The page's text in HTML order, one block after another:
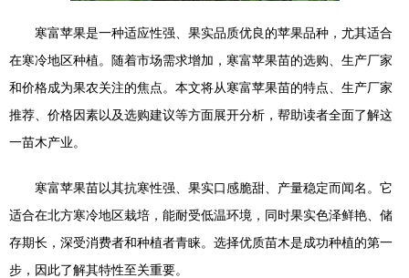
寒富苹果是一种适应性强、果实品质优良的苹果品种，尤其适合
在寒冷地区种植。随着市场需求增加，寒富苹果苗的选购、生产厂家
和价格成为果农关注的焦点。本文将从寒富苹果苗的特点、生产厂家
推荐、价格因素以及选购建议等方面展开分析，帮助读者全面了解这
一苗木产业。
寒富苹果苗以其抗寒性强、果实口感脆甜、产量稳定而闻名。它
适合在北方寒冷地区栽培，能耐受低温环境，同时果实色泽鲜艳、储
存期长，深受消费者和种植者青睐。选择优质苗木是成功种植的第一
步，因此了解其特性至关重要。